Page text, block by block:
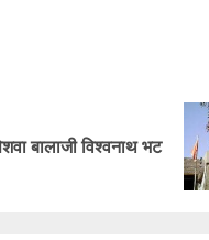
बालाजी विश्वनाथ भट